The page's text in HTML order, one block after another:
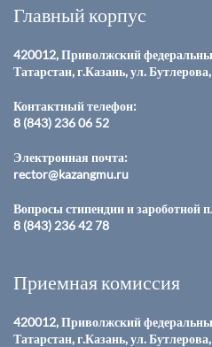
Главный корпус
420012, Приволжский
Татарстан, г.Казань, ул.
Контактный телефон:
8 (843) 236 06 52
Электронная почта:
rector@kazangmu.ru
Вопросы стипендии и зароботной
8 (843) 236 42 78
Приемная комиссия
420012, Приволжский
Татарстан, г.Казань, ул.